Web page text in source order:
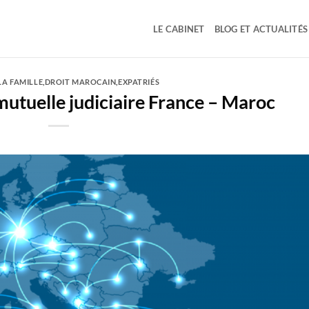
LE CABINET BLOG ET ACTUALITÉS
FAMILLE DROIT MAROCAIN ,EXPATRIÉS
judiciaire France – Maroc